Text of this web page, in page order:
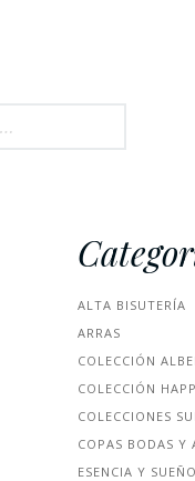
ALTA BISUTERÍA
ARRAS
COLECCIÓN
COLECCIÓN
COLECCIONES
COPAS BODAS Y
ESENCIA Y